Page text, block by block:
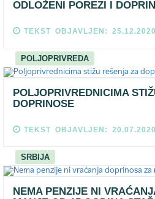
ODLOŽENI POREZI I
TEKST OBJAVLJEN:
POLJOPRIVREDA
POLJOPRIVREDNICIMA
DOPRINOSE
TEKST OBJAVLJEN:
SRBIJA
NEMA PENZIJE NI